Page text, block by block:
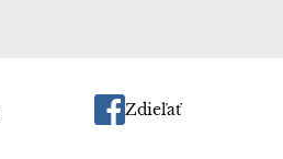
Zdieľať